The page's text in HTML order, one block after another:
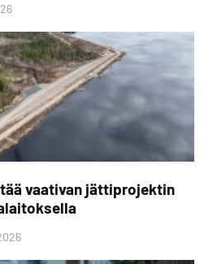
vaativan jättiprojektin